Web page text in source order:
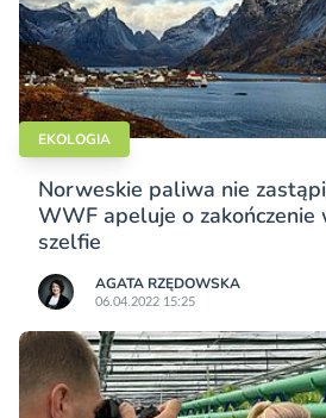
EKOLOGIA
Norweskie paliwa nie
WWF apeluje o zakończenie
szelfie
AGATA RZĘDOWSKA
06.04.2022 15:25